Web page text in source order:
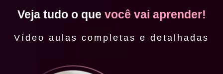
Veja tudo o que você vai aprender!
Vídeo aulas completas e detalhadas